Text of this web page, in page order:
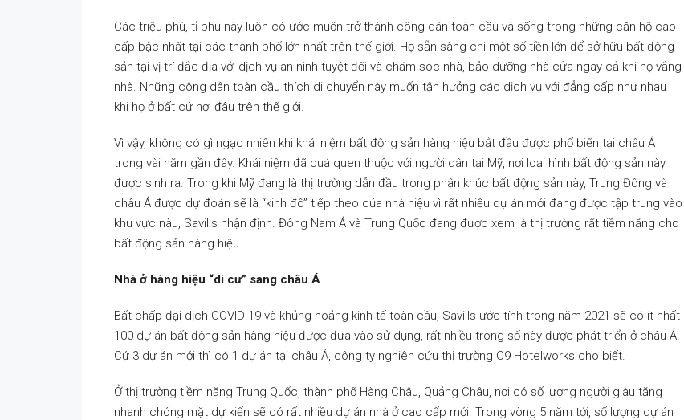
Các triệu phú, tỉ phú này luôn có ước muốn trở thành công dân toàn cầu và sống trong những căn hộ cao
cấp bậc nhất tại các thành phố lớn nhất trên thế giới. Họ sẵn sàng chi một số tiền lớn để sở hữu bất động
sản tại vị trí đắc địa với dịch vụ an ninh tuyệt đối và chăm sóc nhà, bảo dưỡng nhà cửa ngay cả khi họ vắng
nhà. Những công dân toàn cầu thích di chuyển này muốn tận hưởng các dịch vụ với đẳng cấp như nhau
khi họ ở bất cứ nơi đâu trên thế giới.
Vì vậy, không có gì ngạc nhiên khi khái niệm bất động sản hàng hiệu bắt đầu được phổ biến tại châu Á
trong vài năm gần đây. Khái niệm đã quá quen thuộc với người dân tại Mỹ, nơi loại hình bất động sản này
được sinh ra. Trong khi Mỹ đang là thị trường dẫn đầu trong phân khúc bất động sản này, Trung Đông và
châu Á được dự đoán sẽ là “kinh đô” tiếp theo của nhà hiệu vì rất nhiều dự án mới đang được tập trung vào
khu vực nàu, Savills nhận định. Đông Nam Á và Trung Quốc đang được xem là thị trường rất tiềm năng cho
bất động sản hàng hiệu.
Nhà ở hàng hiệu “di cư” sang châu Á
Bất chấp đại dịch COVID-19 và khủng hoảng kinh tế toàn cầu, Savills ước tính trong năm 2021 sẽ có ít nhất
100 dự án bất động sản hàng hiệu được đưa vào sử dụng, rất nhiều trong số này được phát triển ở châu Á.
Cứ 3 dự án mới thì có 1 dự án tại châu Á, công ty nghiên cứu thị trường C9 Hotelworks cho biết.
Ở thị trường tiềm năng Trung Quốc, thành phố Hàng Châu, Quảng Châu, nơi có số lượng người giàu tăng
nhanh chóng mặt dự kiến sẽ có rất nhiều dự án nhà ở cao cấp mới. Trong vòng 5 năm tới, số lượng dự án